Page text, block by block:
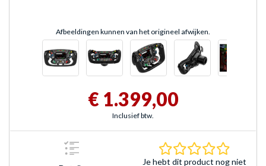
Afbeeldingen kunnen van het origineel afwijken.
€ 1.399,00
Inclusief btw.
Je hebt dit product nog niet